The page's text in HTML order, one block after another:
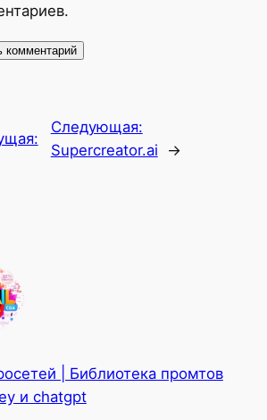
Следующая:
Supercreator.ai
→
| Библиотека промтов
и chatgpt